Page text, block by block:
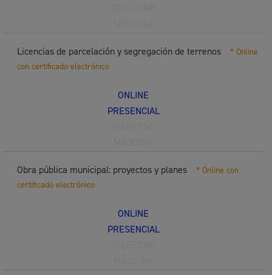
Licencias de parcelación y segregación de terrenos
* Online
con certificado electrónico
ONLINE
PRESENCIAL
Obra pública municipal: proyectos y planes
* Online con
certificado electrónico
ONLINE
PRESENCIAL